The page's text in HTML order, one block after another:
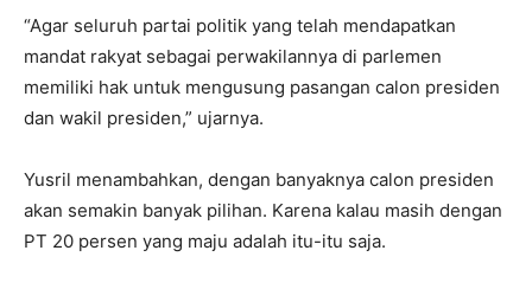
“Agar seluruh partai politik yang telah mendapatkan
mandat rakyat sebagai perwakilannya di parlemen
memiliki hak untuk mengusung pasangan calon presiden
dan wakil presiden,” ujarnya.
Yusril menambahkan, dengan banyaknya calon presiden
akan semakin banyak pilihan. Karena kalau masih dengan
PT 20 persen yang maju adalah itu-itu saja.